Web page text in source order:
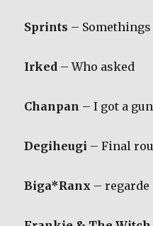
Sprints –
Irked – Who asked
Chanpan – I got a gun
Degiheugi – Final
Biga*Ranx – regarde